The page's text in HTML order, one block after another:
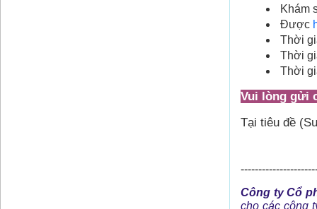
Khám
Được
Thời
Thời
Thời
Vui lòng gửi
Tại tiêu đề
Công ty Cổ
cho các công